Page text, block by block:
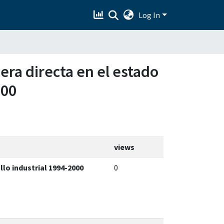
Log In
directa en el estado
views
industrial 1994-2000 0